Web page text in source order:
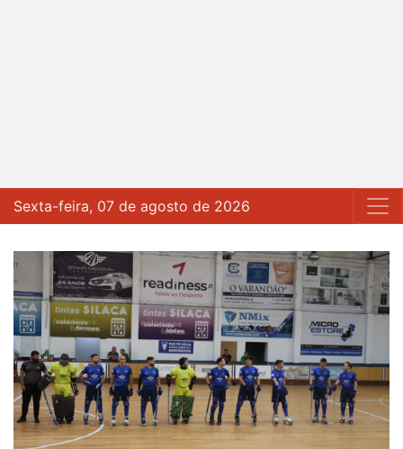
Sexta-feira, 07 de agosto de 2026